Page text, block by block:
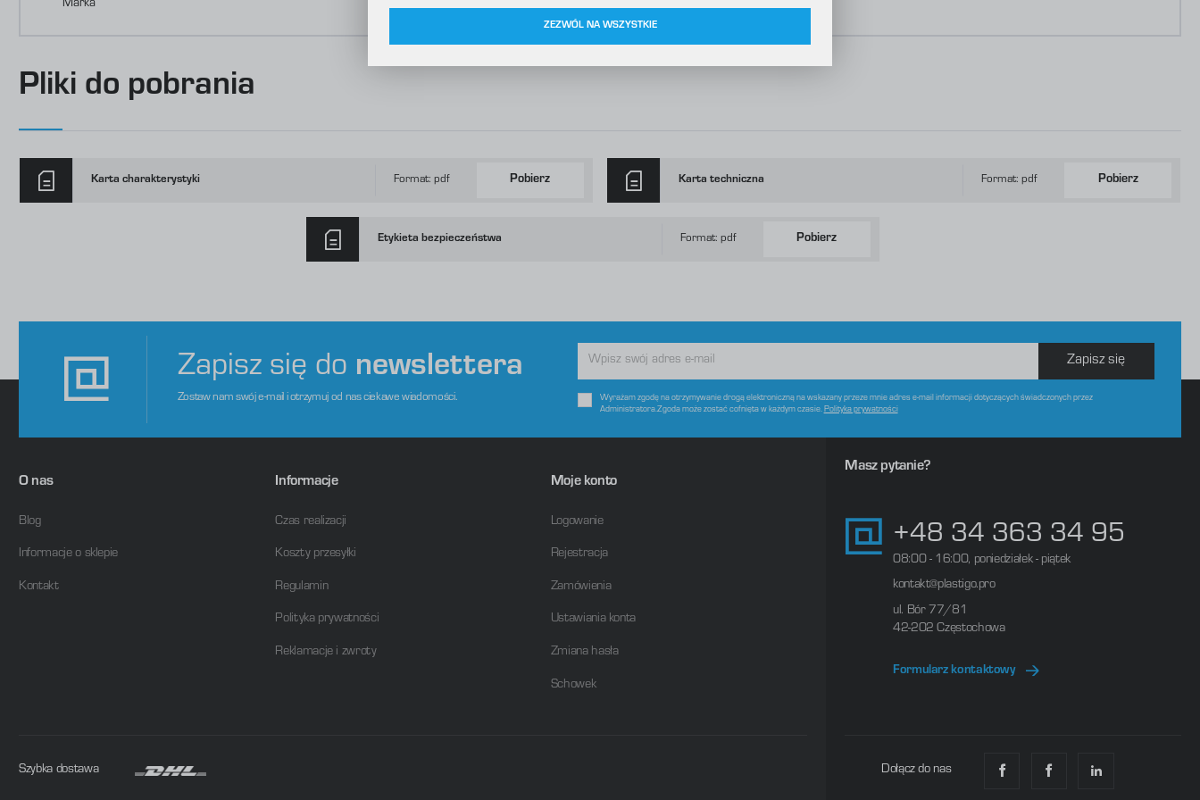
Marka
Pliki do pobrania
Karta charakterystyki Format: pdf Pobierz Karta techniczna Format: pdf Pobierz
Etykieta bezpieczeństwa Format: pdf Pobierz
Zapisz się do newslettera
Zostaw nam swój e-mail i otrzymuj od nas ciekawe wiadomości.
Zapisz się
Wyrażam zgodę na otrzymywanie drogą elektroniczną na wskazany przeze mnie adres e-mail informacji dotyczących świadczonych przez
Administratora.Zgoda może zostać cofnięta w każdym czasie. Polityka prywatności
O nas
Blog
Informacje o sklepie
Kontakt
Informacje
Czas realizacji
Koszty przesyłki
Regulamin
Polityka prywatności
Reklamacje i zwroty
Moje konto
Logowanie
Rejestracja
Zamówienia
Ustawiania konta
Zmiana hasła
Schowek
Masz pytanie?
+48 34 363 34 95
08:00 - 16:00, poniedziałek - piątek
kontakt@plastigo.pro
ul. Bór 77/81
42-202 Częstochowa
Formularz kontaktowy
Szybka dostawa Dołącz do nas
Cookies analityczne pozwalają na uzyskanie informacji w zakresie wykorzystywania witryny internetowej, miejsca
oraz częstotliwości, z jaką odwiedzane są nasze serwisy www. Dane pozwalają nam na ocenę naszych serwisów
formie zanonimizowanej. Wyrażenie zgody na analityczne pliki cookies gwarantuje dostępność wszystkich
Reklamowe
ZEZWÓL NA WSZYSTKIE